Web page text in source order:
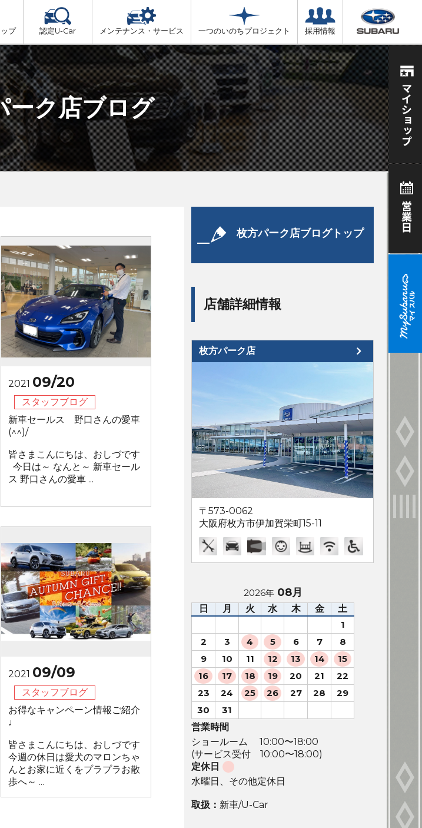
部
内
部
プ 認定U-Car メンテナンス・サービス
定24か月点検）
月 点検
の セーフティ チェック
月前 無料診断
一つのいのちプロジェクト 採用情報
ーク店ブログ
2021 09/20
スタッフブログ
新車セールス 野口さんの愛車
(^^)/
皆さまこんにちは、おしづです
今日は～ なんと～ 新車セール
ス 野口さんの愛車 ...
2021 09/09
スタッフブログ
お得なキャンペーン情報ご紹介
♩
皆さまこんにちは、おしづです
今週の休日は愛犬のマロンちゃ
んとお家に近くをプラプラお散
歩へ～ ...
枚方パーク店ブログトップ
店舗詳細情報
枚方パーク店
〒573-0062
大阪府枚方市伊加賀栄町15-11
2026年 08月
日 月 火 水 木 金 土
1
2
3 4 5 6 7
8
9
10 11 12 13 14
15
16
17 18 19 20 21
22
23
24 25 26 27 28
29
30
31
営業時間
ショールーム 10:00〜18:00
(サービス受付 10:00〜18:00)
定休日
水曜日、その他定休日
取扱： 新車/U-Car